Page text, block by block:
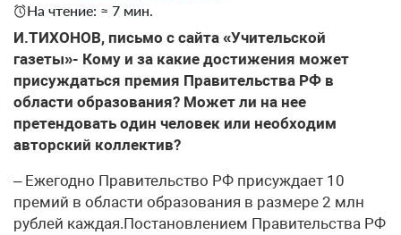
На чтение: ≈ 7 мин.
И.ТИХОНОВ, письмо с сайта «Учительской
газеты»- Кому и за какие достижения может
присуждаться премия Правительства РФ в
области образования? Может ли на нее
претендовать один человек или необходим
авторский коллектив?
– Ежегодно Правительство РФ присуждает 10
премий в области образования в размере 2 млн
рублей каждая.Постановлением Правительства РФ